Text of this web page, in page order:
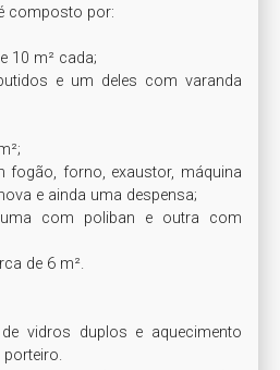
composto por:
10 m² cada;
e um deles com varanda
fogão, forno, exaustor, máquina
e ainda uma despensa;
com poliban e outra com
de 6 m².
vidros duplos e aquecimento
porteiro.